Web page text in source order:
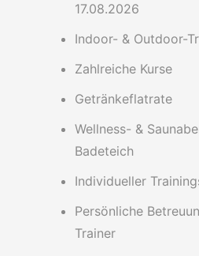
17.08.2026
Indoor- & Outdoor-
Zahlreiche Kurse
Getränkeflatrate
Wellness- &
Badeteich
Individueller
Persönliche
Trainer